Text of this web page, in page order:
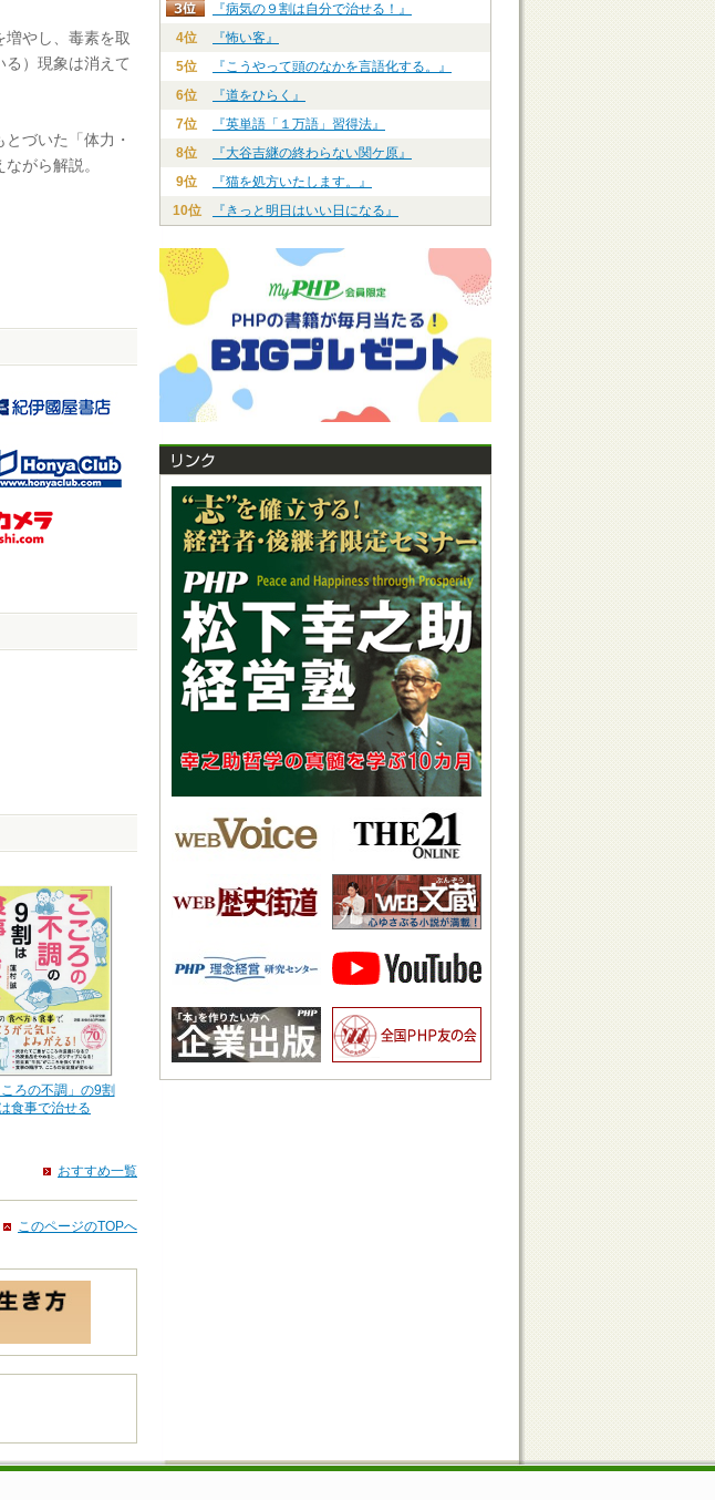
やし、毒素を取
る）現象は消えて
づいた「体力・
がら解説。
ころの不調」の9割
食事で治せる
おすすめ一覧
このページのTOPへ
『病気の９割は自分で治せる！』
4位
『怖い客』
5位
『こうやって頭のなかを言語化する。』
6位
『道をひらく』
7位
『英単語「１万語」習得法』
8位
『大谷吉継の終わらない関ケ原』
9位
『猫を処方いたします。』
10位
『きっと明日はいい日になる』